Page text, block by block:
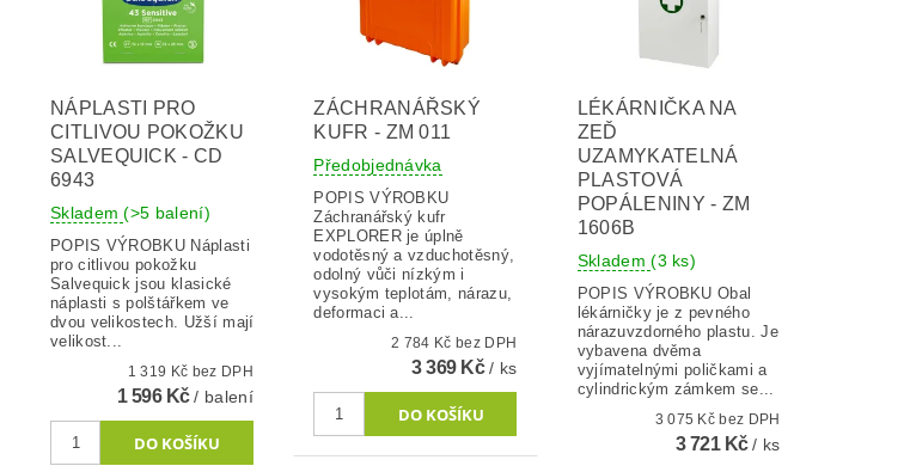
NÁPLASTI PRO
CITLIVOU POKOŽKU
SALVEQUICK - CD
6943
Skladem(>5 balení)
POPIS VÝROBKU Náplasti
pro citlivou pokožku
Salvequick jsou klasické
náplasti s polštářkem ve
dvou velikostech. Užší mají
velikost...
1 319 Kč bez DPH
1 596 Kč/ balení
ZÁCHRANÁŘSKÝ
KUFR - ZM 011
Předobjednávka
POPIS VÝROBKU
Záchranářský kufr
EXPLORER je úplně
vodotěsný a vzduchotěsný,
odolný vůči nízkým i
vysokým teplotám, nárazu,
deformaci a...
2 784 Kč bez DPH
3 369 Kč/ ks
LÉKÁRNIČKA NA
ZEĎ
UZAMYKATELNÁ
PLASTOVÁ
POPÁLENINY - ZM
1606B
Skladem(3 ks)
POPIS VÝROBKU Obal
lékárničky je z pevného
nárazuvzdorného plastu. Je
vybavena dvěma
vyjímatelnými poličkami a
cylindrickým zámkem se...
3 075 Kč bez DPH
3 721 Kč/ ks